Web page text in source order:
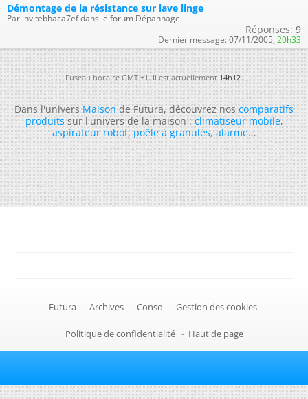
Démontage de la résistance sur lave linge
Par invitebbaca7ef dans le forum Dépannage
Réponses: 9
Dernier message: 07/11/2005, 20h33
Fuseau horaire GMT +1. Il est actuellement14h12.
Dans l'universMaisonde Futura, découvrez noscomparatifs
produitssur l'univers de la maison :climatiseur mobile,
aspirateur robot,poêle à granulés,alarme...
- Futura - Archives - Conso - Gestion des cookies -
Politique de confidentialité - Haut de page